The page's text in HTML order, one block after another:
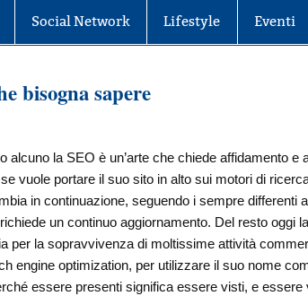
Social Network Lifestyle Eventi
bisogna sapere
alcuno la SEO è un’arte che chiede affidamento
vuole portare il suo sito in alto sui motori di
in continuazione, seguendo i sempre differenti
un continuo aggiornamento. Del resto oggi
per la sopravvivenza di moltissime attività
engine optimization, per utilizzare il suo nome
essere presenti significa essere visti, e